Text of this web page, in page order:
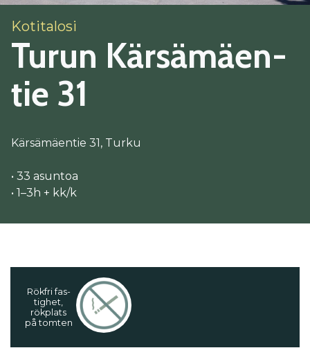
Kotitalosi
Tu­run Kär­sä­mäen­
tie 31
Kärsämäentie 31, Turku
• 33 asuntoa
• 1–3h + kk/k
Rökf­ri fas­
tig­het,
rökp­lats
på tom­ten